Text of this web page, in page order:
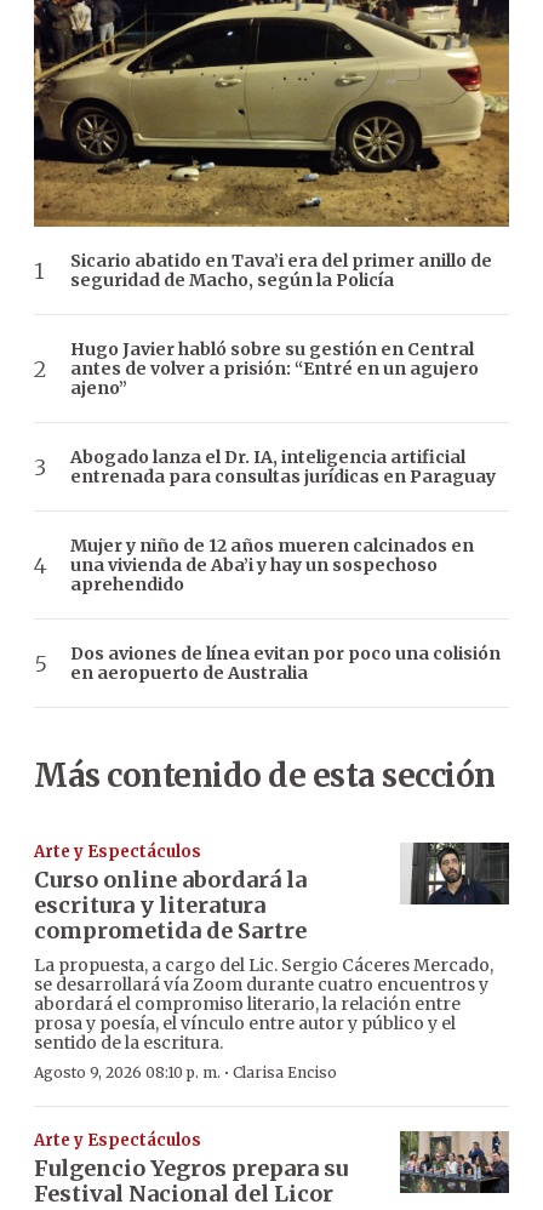
Sicario abatido en Tava’i era del primer anillo de
seguridad de Macho, según la Policía
Hugo Javier habló sobre su gestión en Central
antes de volver a prisión: “Entré en un agujero
ajeno”
Abogado lanza el Dr. IA, inteligencia artificial
entrenada para consultas jurídicas en Paraguay
Mujer y niño de 12 años mueren calcinados en
una vivienda de Aba’i y hay un sospechoso
aprehendido
Dos aviones de línea evitan por poco una colisión
en aeropuerto de Australia
Más contenido de esta sección
Arte y Espectáculos
Curso online abordará la
escritura y literatura
comprometida de Sartre
La propuesta, a cargo del Lic. Sergio Cáceres Mercado,
se desarrollará vía Zoom durante cuatro encuentros y
abordará el compromiso literario, la relación entre
prosa y poesía, el vínculo entre autor y público y el
sentido de la escritura.
Agosto 9, 2026 08:10 p. m. · Clarisa Enciso
Arte y Espectáculos
Fulgencio Yegros prepara su
Festival Nacional del Licor